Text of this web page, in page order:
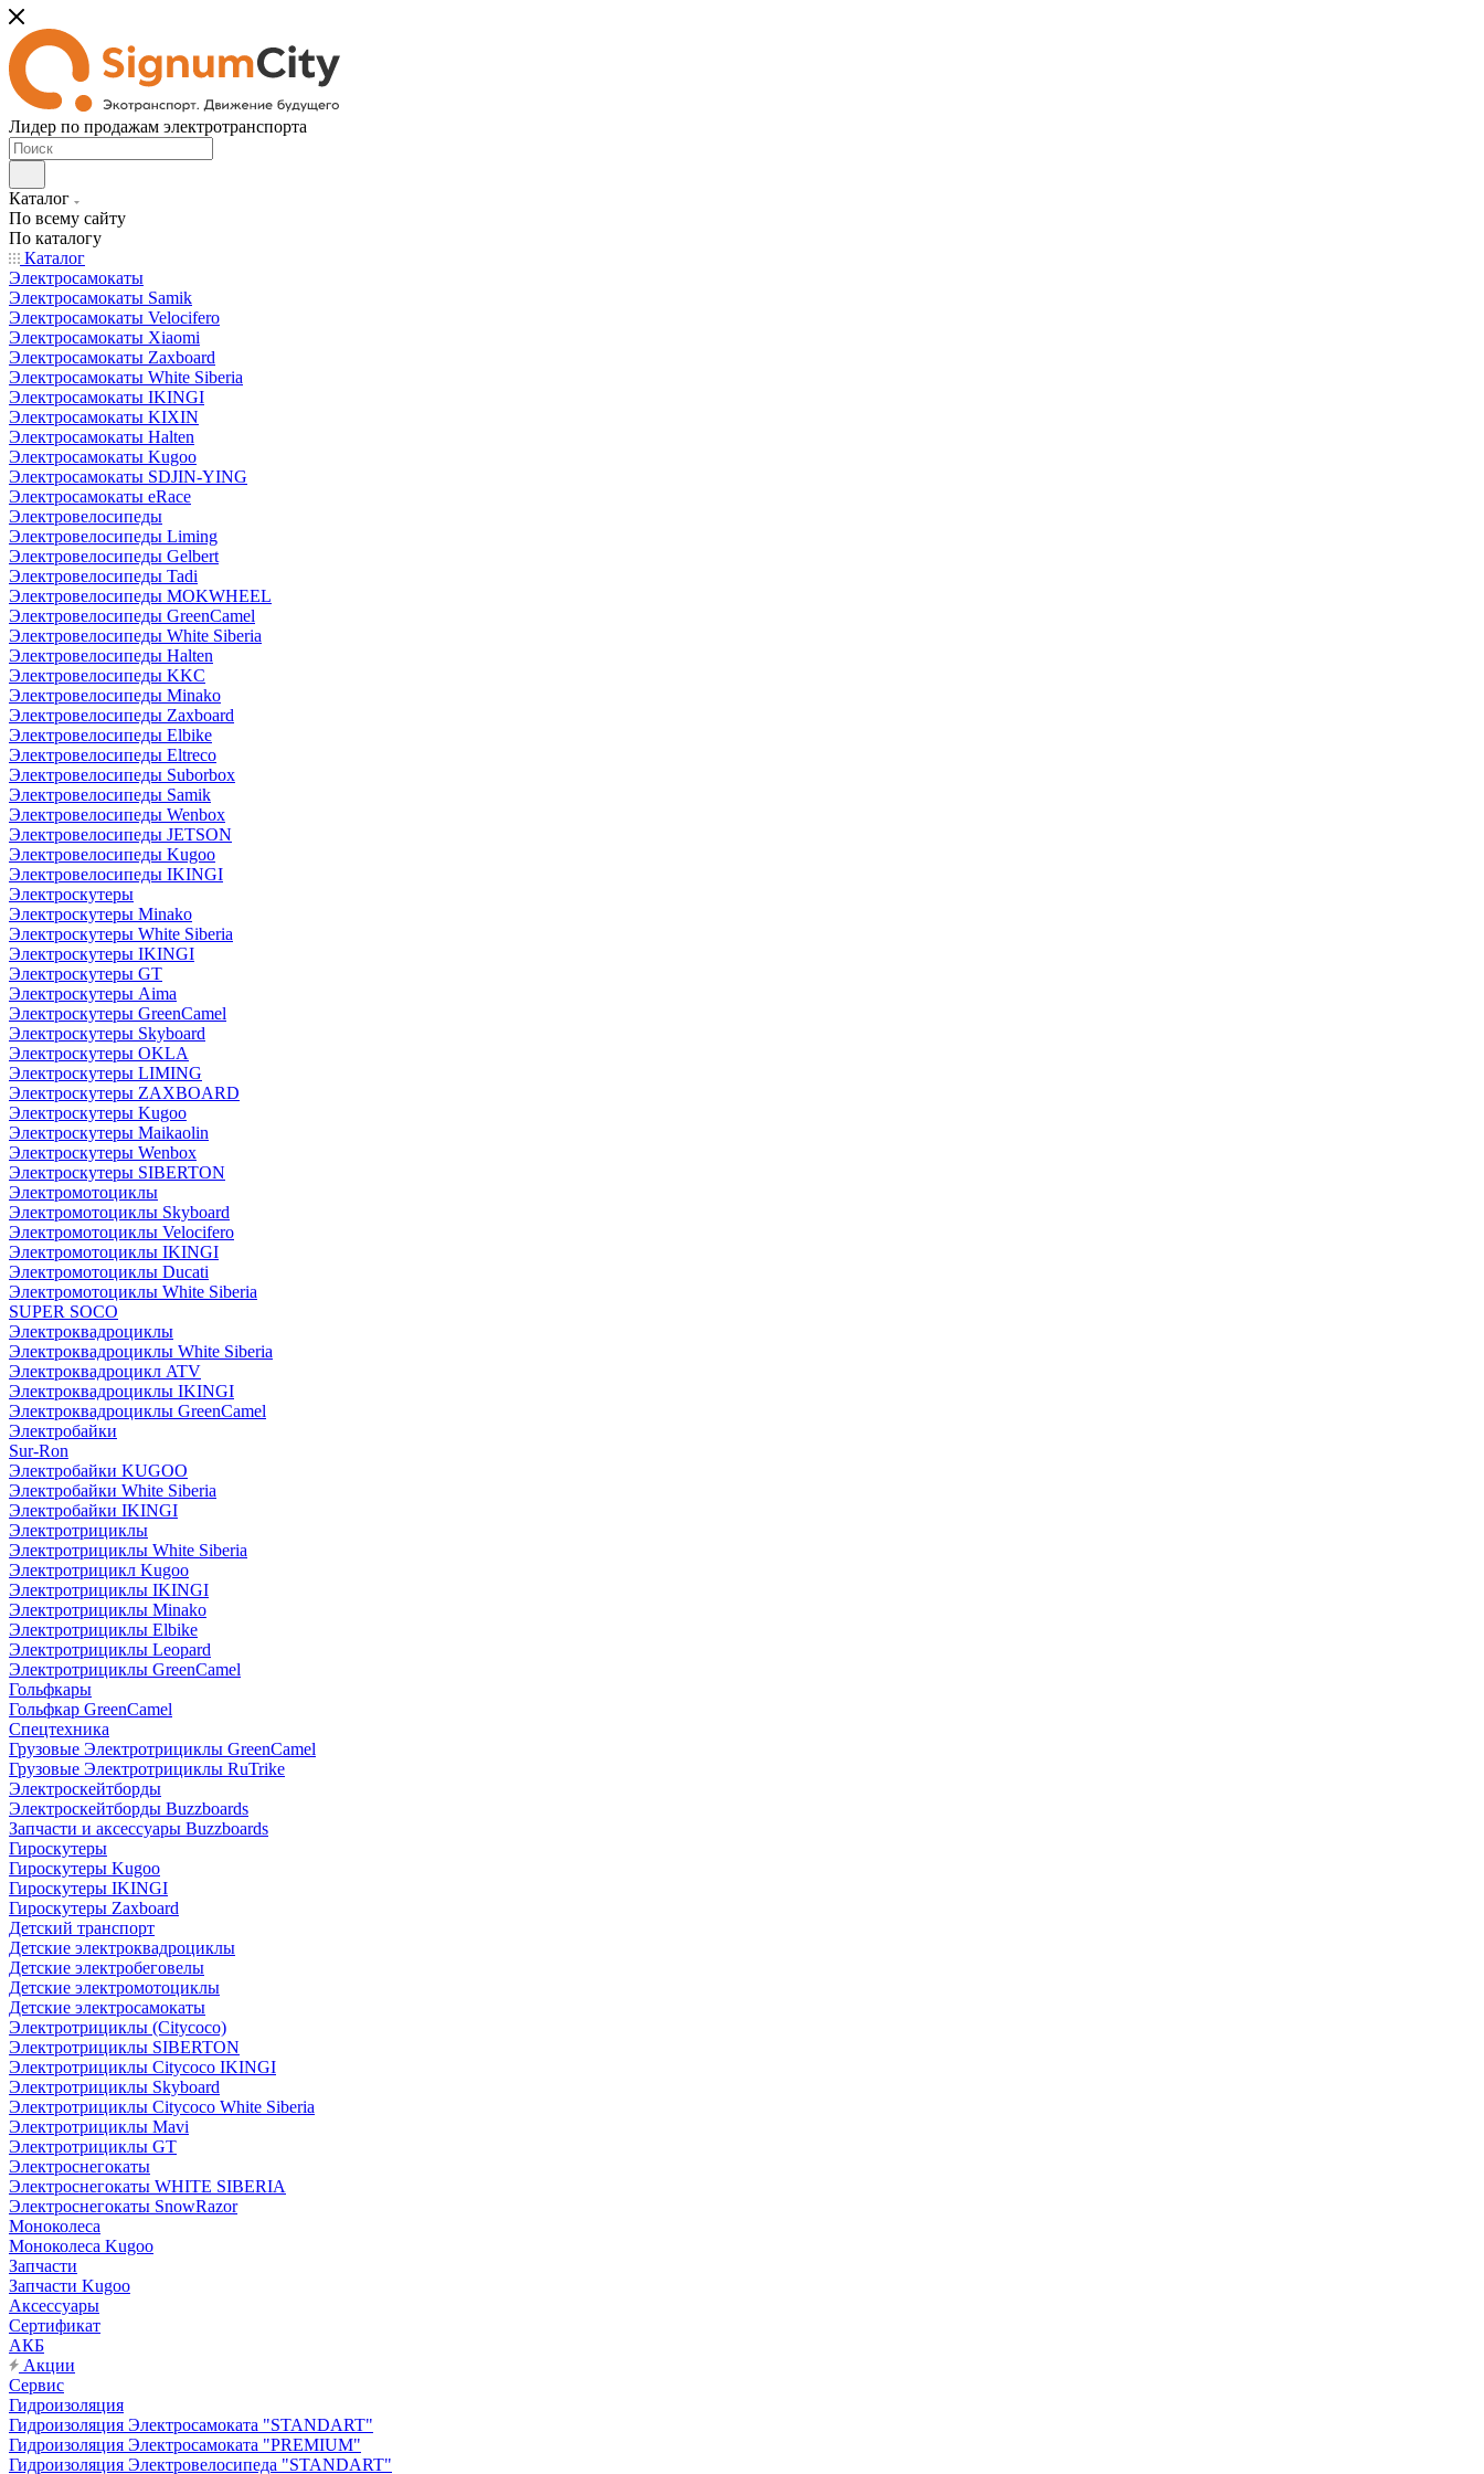
Лидер по продажам электротранспорта
Каталог
По всему сайту
По каталогу
Каталог
Электросамокаты
Электросамокаты Samik
Электросамокаты Velocifero
Электросамокаты Xiaomi
Электросамокаты Zaxboard
Электросамокаты White Siberia
Электросамокаты IKINGI
Электросамокаты KIXIN
Электросамокаты Halten
Электросамокаты Kugoo
Электросамокаты SDJIN-YING
Электросамокаты eRace
Электровелосипеды
Электровелосипеды Liming
Электровелосипеды Gelbert
Электровелосипеды Tadi
Электровелосипеды MOKWHEEL
Электровелосипеды GreenCamel
Электровелосипеды White Siberia
Электровелосипеды Halten
Электровелосипеды KKC
Электровелосипеды Minako
Электровелосипеды Zaxboard
Электровелосипеды Elbike
Электровелосипеды Eltreco
Электровелосипеды Suborbox
Электровелосипеды Samik
Электровелосипеды Wenbox
Электровелосипеды JETSON
Электровелосипеды Kugoo
Электровелосипеды IKINGI
Электроскутеры
Электроскутеры Minako
Электроскутеры White Siberia
Электроскутеры IKINGI
Электроскутеры GT
Электроскутеры Aima
Электроскутеры GreenCamel
Электроскутеры Skyboard
Электроскутеры OKLA
Электроскутеры LIMING
Электроскутеры ZAXBOARD
Электроскутеры Kugoo
Электроскутеры Maikaolin
Электроскутеры Wenbox
Электроскутеры SIBERTON
Электромотоциклы
Электромотоциклы Skyboard
Электромотоциклы Velocifero
Электромотоциклы IKINGI
Электромотоциклы Ducati
Электромотоциклы White Siberia
SUPER SOCO
Электроквадроциклы
Электроквадроциклы White Siberia
Электроквадроцикл ATV
Электроквадроциклы IKINGI
Электроквадроциклы GreenCamel
Электробайки
Sur-Ron
Электробайки KUGOO
Электробайки White Siberia
Электробайки IKINGI
Электротрициклы
Электротрициклы White Siberia
Электротрицикл Kugoo
Электротрициклы IKINGI
Электротрициклы Minako
Электротрициклы Elbike
Электротрициклы Leopard
Электротрициклы GreenCamel
Гольфкары
Гольфкар GreenCamel
Спецтехника
Грузовые Электротрициклы GreenCamel
Грузовые Электротрициклы RuTrike
Электроскейтборды
Электроскейтборды Buzzboards
Запчасти и аксессуары Buzzboards
Гироскутеры
Гироскутеры Kugoo
Гироскутеры IKINGI
Гироскутеры Zaxboard
Детский транспорт
Детские электроквадроциклы
Детские электробеговелы
Детские электромотоциклы
Детские электросамокаты
Электротрициклы (Citycoco)
Электротрициклы SIBERTON
Электротрициклы Citycoco IKINGI
Электротрициклы Skyboard
Электротрициклы Citycoco White Siberia
Электротрициклы Mavi
Электротрициклы GT
Электроснегокаты
Электроснегокаты WHITE SIBERIA
Электроснегокаты SnowRazor
Моноколеса
Моноколеса Kugoo
Запчасти
Запчасти Kugoo
Аксессуары
Сертификат
АКБ
Акции
Сервис
Гидроизоляция
Гидроизоляция Электросамоката "STANDART"
Гидроизоляция Электросамоката "PREMIUM"
Гидроизоляция Электровелосипеда "STANDART"